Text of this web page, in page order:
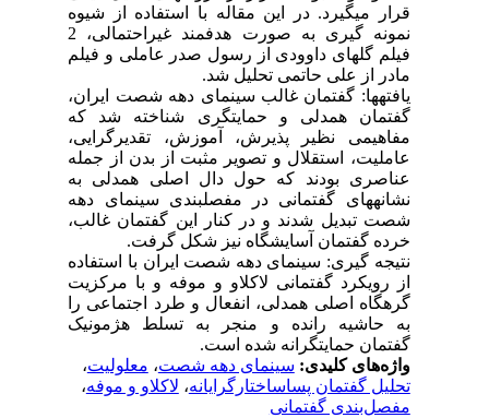
قرار می­گیرد. در این مقاله با استفاده از شیوه
نمونه گیری به صورت هدفمند غیراحتمالی، 2
فیلم گل­های داوودی از رسول صدر عاملی و فیلم
مادر از علی حاتمی تحلیل شد.
یافته­ها: گفتمان غالب سینمای دهه شصت ایران،
گفتمان همدلی و حمایت­گری شناخته شد که
مفاهیمی نظیر پذیرش، آموزش، تقدیرگرایی،
عاملیت، استقلال و تصویر مثبت از بدن از جمله
عناصری بودند که حول دال اصلی همدلی به
نشانه­های گفتمانی در مفصل­بندی سینمای دهه
شصت تبدیل شدند و در کنار این گفتمان غالب،
خرده گفتمان آسایشگاه نیز شکل گرفت.
نتیجه گیری: سینمای دهه شصت ایران با استفاده
از رویکرد گفتمانی لاکلاو و موفه و با مرکزیت
گره­گاه اصلی همدلی، انفعال و طرد اجتماعی را
به حاشیه رانده و منجر به تسلط هژمونیک
گفتمان حمایت­گرانه شده است.
واژه‌های کلیدی:سینمای دهه شصت،معلولیت،
تحلیل گفتمان پساساختارگرایانه،لاکلاو و موفه،
مفصل‌بندی گفتمانی